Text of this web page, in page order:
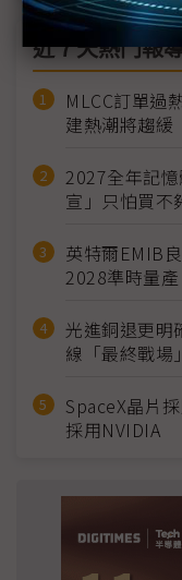
近７天熱門報
MLCC訂單過
建熱潮將趨緩
2027全年記
宣」只怕買不
英特爾EMIB
2028準時量產
光進銅退更
線「最終戰場」
SpaceX晶片
採用NVIDIA